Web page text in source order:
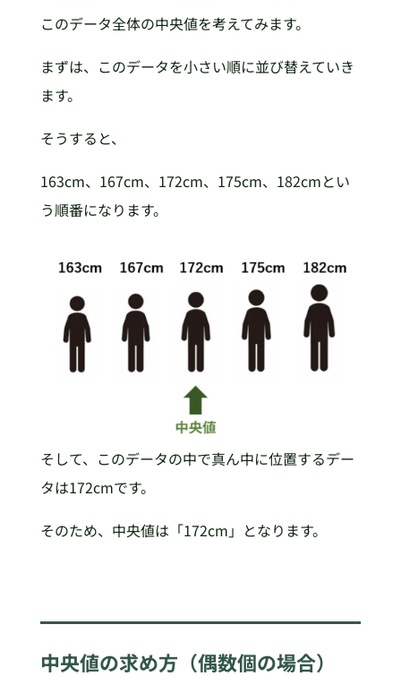
このデータ全体の中央値を考えてみます。
まずは、このデータを小さい順に並び替えていき
ます。
そうすると、
163cm、167cm、172cm、175cm、182cmとい
う順番になります。
そして、このデータの中で真ん中に位置するデー
タは172cmです。
そのため、中央値は「172cm」となります。
中央値の求め方（偶数個の場合）